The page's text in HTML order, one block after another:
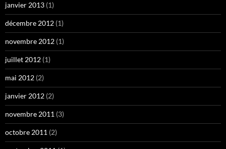
janvier 2013 (1)
décembre 2012 (1)
novembre 2012 (1)
juillet 2012 (1)
mai 2012 (2)
janvier 2012 (2)
novembre 2011 (3)
octobre 2011 (2)